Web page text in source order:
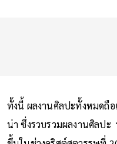
ทั้งนี้ ผลงานศิลปะทั้งหมดถื
น่า ซึ่งรวบรวมผลงานศิลปะ